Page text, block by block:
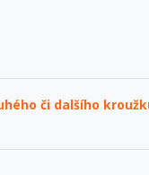
či dalšího